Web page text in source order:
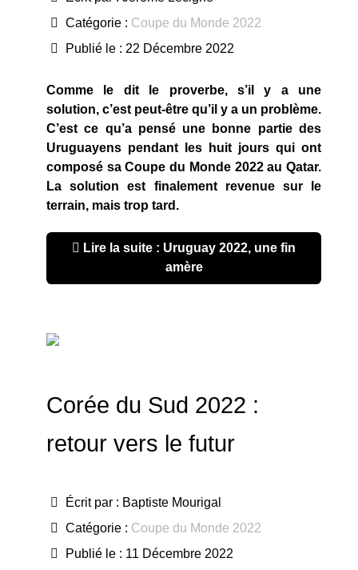
Catégorie : Coupe du Monde 2022
Publié le : 22 Décembre 2022
Comme le dit le proverbe, s’il y a une
solution, c’est peut-être qu’il y a un problème.
C’est ce qu’a pensé une bonne partie des
Uruguayens pendant les huit jours qui ont
composé sa Coupe du Monde 2022 au Qatar.
La solution est finalement revenue sur le
terrain, mais trop tard.
Lire la suite : Uruguay 2022, une fin
amère
Corée du Sud 2022 :
retour vers le futur
Écrit par : Baptiste Mourigal
Catégorie : Coupe du Monde 2022
Publié le : 11 Décembre 2022